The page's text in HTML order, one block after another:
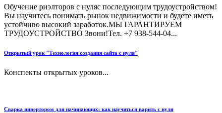
Обучение риэлторов с нуляс последующим трудоустройством!
Вы научитесь понимать рынок недвижимости и будете иметь
устойчиво высокий заработок.МЫ ГАРАНТИРУЕМ
ТРУДОУСТРОЙСТВО Звони!Тел. +7 938-544-04...
Открытый урок "Технология создания сайта с нуля"
Конспекты открытых уроков...
Сварка инвертором для начинающих: как научиться варить с нуля